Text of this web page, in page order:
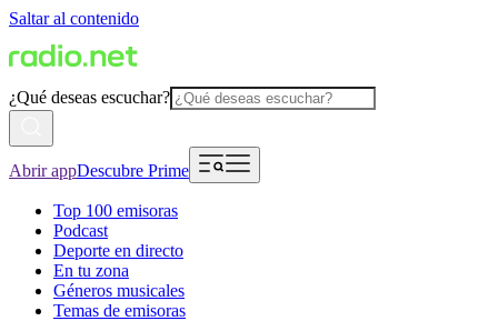
Saltar al contenido
¿Qué deseas escuchar?
Abrir appDescubre Prime
Top 100 emisoras
Podcast
Deporte en directo
En tu zona
Géneros musicales
Temas de emisoras